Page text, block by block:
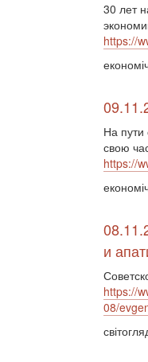
30 лет
https://
На пути
свою
https://
и
https://
08/